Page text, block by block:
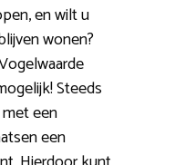
en wilt u
wonen?
Steeds
een
een